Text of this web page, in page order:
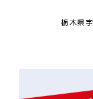
栃木県